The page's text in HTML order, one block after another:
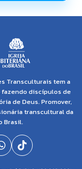
Transculturais tem a
fazendo discípulos de
de Deus. Promover,
transcultural da
Brasil.